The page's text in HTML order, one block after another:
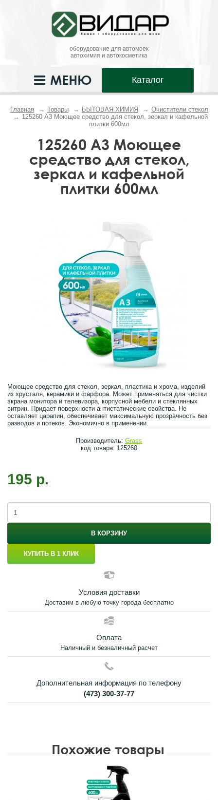
оборудование для автомоек
автохимия и автокосметика
Каталог
МЕНЮ
Главная Товары БЫТОВАЯ ХИМИЯ
Очистители стекол
125260 А3 Моющее средство для стекол, зеркал и кафельной
плитки 600мл
125260 А3 Моющее
средство для стекол,
зеркал и кафельной
плитки 600мл
Моющее средство для стекол, зеркал, пластика и хрома, изделий
из хрусталя, керамики и фарфора. Может применяться для чистки
экрана монитора и телевизора, корпусной мебели и стеклянных
витрин. Придает поверхности антистатические свойства. Не
оставляет царапин, обеспечивает максимальную прозрачность без
разводов и потеков. Экономично в применении.
Производитель: Grass
код товара: 125260
195 р.
В КОРЗИНУ
КУПИТЬ В 1 КЛИК
Условия доставки
Доставим в любую точку города бесплатно
Оплата
Наличный и безналичный расчет
Дополнительная информация по телефону
(473) 300-37-77
Похожие товары